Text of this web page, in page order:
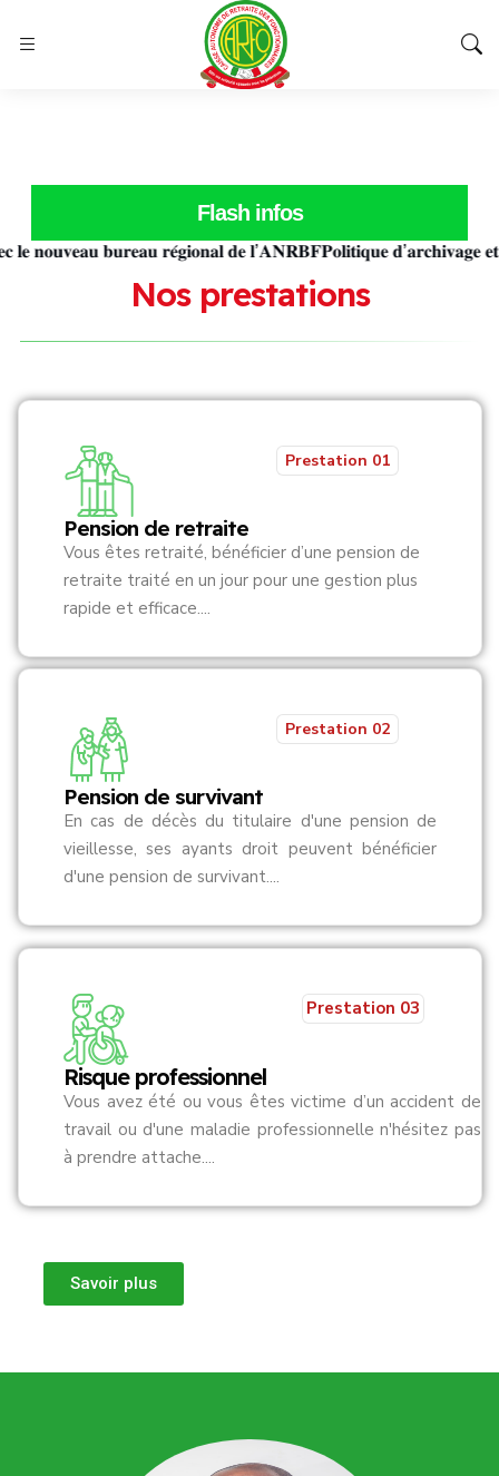
Flash infos
𝐛𝐮𝐫𝐞𝐚𝐮 𝐫𝐞́𝐠𝐢𝐨𝐧𝐚𝐥 𝐝𝐞 𝐥’𝐀𝐍𝐑𝐁𝐅𝐏𝐨𝐥𝐢𝐭𝐢𝐪𝐮𝐞 𝐝’𝐚𝐫𝐜𝐡𝐢𝐯𝐚𝐠𝐞 𝐞𝐭 𝐝𝐞
Nos prestations
Pension de retraite
Prestation 01
Vous êtes retraité, bénéficier d’une pension de
retraite traité en un jour pour une gestion plus
rapide et efficace....
Prestation 02
Pension de survivant
En cas de décès du titulaire d'une pension de
vieillesse, ses ayants droit peuvent bénéficier
d'une pension de survivant....
Prestation 03
Risque professionnel
Vous avez été ou vous êtes victime d’un accident de
travail ou d'une maladie professionnelle n'hésitez pas
à prendre attache....
Savoir plus